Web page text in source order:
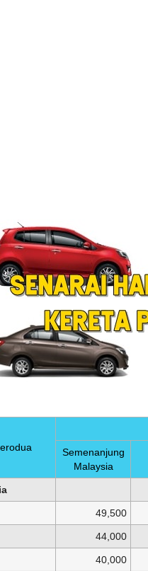
Semenanjung
Malaysia
49,500
44,000
40,000